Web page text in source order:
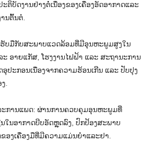
ຕິບັດງານຢ່າງຕໍ່ເນື່ອງຂອງເຄື່ອງອັດອາກາດແລະ
ນຕົ້ນຕໍ.
ບມືກັບສະພາບແວດລ້ອມທີ່ມີອຸນຫະພູມສູງໃນ
ອາຍແກັສ, ໂຮງງານໄຟຟ້າ ແລະ ສະຖານະການ
ປະກອນເນື່ອງຈາກຄວາມຮ້ອນເກີນ ແລະ ປັບປຸງ
.
ະການແພດ: ຜ່ານການຄວບຄຸມອຸນຫະພູມທີ່
ໃນອາກາດບີບອັດຫຼຸດລົງ, ປົກປ້ອງສະພາບ
ອງເຄື່ອງມືທີ່ມີຄວາມແມ່ນຍໍາແລະຢາ.